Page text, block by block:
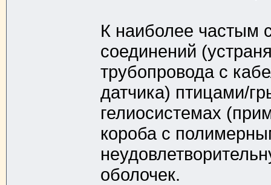
К наиболее частым
соединений
трубопровода с
датчика) птицами/
гелиосистемах
короба с
оболочек.